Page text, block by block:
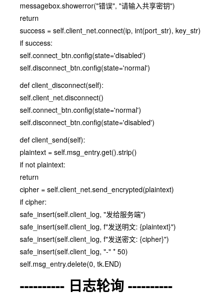
messagebox.showerror("错误", "请输入共享密钥")
return
success = self.client_net.connect(ip, int(port_str), key_str)
if success:
self.connect_btn.config(state='disabled')
self.disconnect_btn.config(state='normal')
def client_disconnect(self):
self.client_net.disconnect()
self.connect_btn.config(state='normal')
self.disconnect_btn.config(state='disabled')
def client_send(self):
plaintext = self.msg_entry.get().strip()
if not plaintext:
return
cipher = self.client_net.send_encrypted(plaintext)
if cipher:
safe_insert(self.client_log, "发给服务端")
safe_insert(self.client_log, f"发送明文: {plaintext}")
safe_insert(self.client_log, f"发送密文: {cipher}")
safe_insert(self.client_log, "-" * 50)
self.msg_entry.delete(0, tk.END)
---------- 日志轮询 ----------